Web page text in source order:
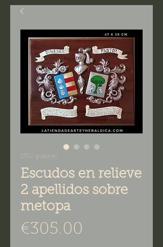
SKU: piemet
Escudos en relieve
2 apellidos sobre
metopa
€305.00